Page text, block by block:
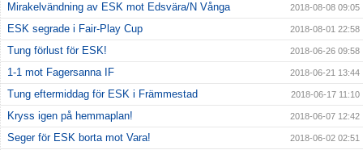
Mirakelvändning av ESK mot Edsvära/N Vånga 2018-08-08 09:05
ESK segrade i Fair-Play Cup 2018-08-01 22:58
Tung förlust för ESK! 2018-06-26 09:58
1-1 mot Fagersanna IF 2018-06-21 13:44
Tung eftermiddag för ESK i Främmestad 2018-06-17 11:10
Kryss igen på hemmaplan! 2018-06-07 12:42
Seger för ESK borta mot Vara! 2018-06-02 02:51